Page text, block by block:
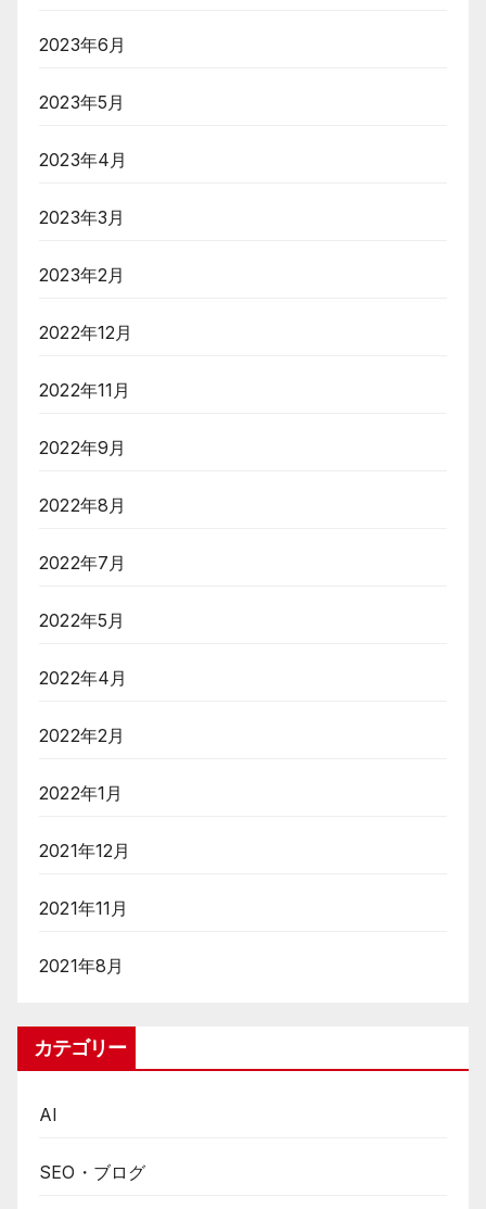
2023年6月
2023年5月
2023年4月
2023年3月
2023年2月
2022年12月
2022年11月
2022年9月
2022年8月
2022年7月
2022年5月
2022年4月
2022年2月
2022年1月
2021年12月
2021年11月
2021年8月
カテゴリー
AI
SEO・ブログ